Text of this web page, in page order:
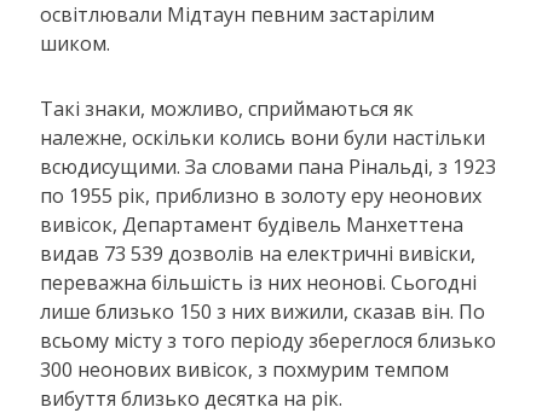
освітлювали Мідтаун певним застарілим
шиком.
Такі знаки, можливо, сприймаються як
належне, оскільки колись вони були настільки
всюдисущими. За словами пана Рінальді, з 1923
по 1955 рік, приблизно в золоту еру неонових
вивісок, Департамент будівель Манхеттена
видав 73 539 дозволів на електричні вивіски,
переважна більшість із них неонові. Сьогодні
лише близько 150 з них вижили, сказав він. По
всьому місту з того періоду збереглося близько
300 неонових вивісок, з похмурим темпом
вибуття близько десятка на рік.